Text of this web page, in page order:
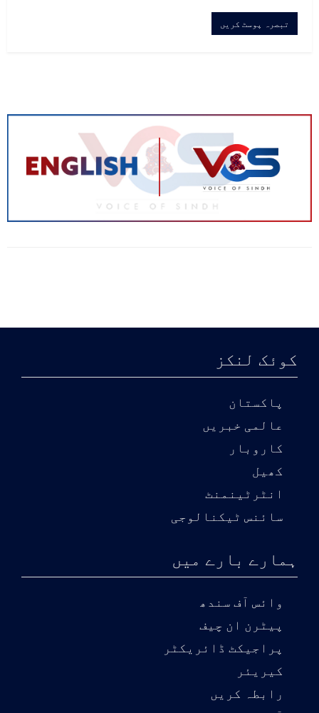
کوئک لنکز
پاکستان
عالمی خبریں
کاروبار
کھیل
انٹرٹینمنٹ
سائنس ٹیکنالوجی
ہمارے بارے میں
وائس آف سندھ
پیٹرن ان چیف
پراجیکٹ ڈائریکٹر
کیریئر
رابطہ کریں